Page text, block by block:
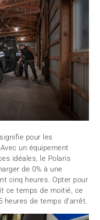
pour les
un équipement
idéales, le Polaris
de 0% à une
cinq heures. Opter pour
ce temps de moitié, ce
de temps d’arrêt.